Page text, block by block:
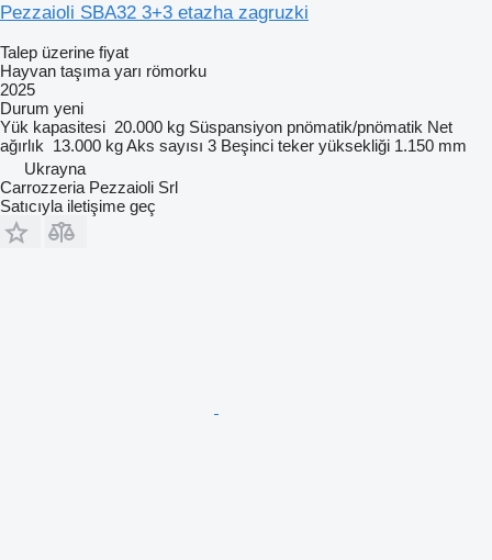
Pezzaioli SBA32 3+3 etazha zagruzki
Talep üzerine fiyat
Hayvan taşıma yarı römorku
2025
Durum yeni
Yük kapasitesi 20.000 kg Süspansiyon pnömatik/pnömatik Net
ağırlık 13.000 kgAks sayısı 3 Beşinci teker yüksekliği 1.150 mm
Ukrayna
Carrozzeria Pezzaioli Srl
Satıcıyla iletişime geç